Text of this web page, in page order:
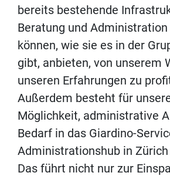
bereits bestehende
Beratung und
können, wie sie es in der
gibt, anbieten, von unserem
unseren Erfahrungen zu
Außerdem besteht für
Möglichkeit, administrative
Bedarf in das Giardino-
Administrationshub in
Das führt nicht nur zur